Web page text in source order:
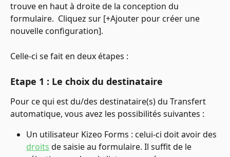
trouve en haut à droite de la conception du
formulaire.  Cliquez sur [+Ajouter pour créer une
nouvelle configuration].
Celle-ci se fait en deux étapes :
Etape 1 : Le choix du destinataire
Pour ce qui est du/des destinataire(s) du Transfert
automatique, vous avez les possibilités suivantes :
Un utilisateur Kizeo Forms : celui-ci doit avoir des
droits de saisie au formulaire. Il suffit de le